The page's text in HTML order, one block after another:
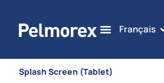
Français
Splash Screen (Tablet)